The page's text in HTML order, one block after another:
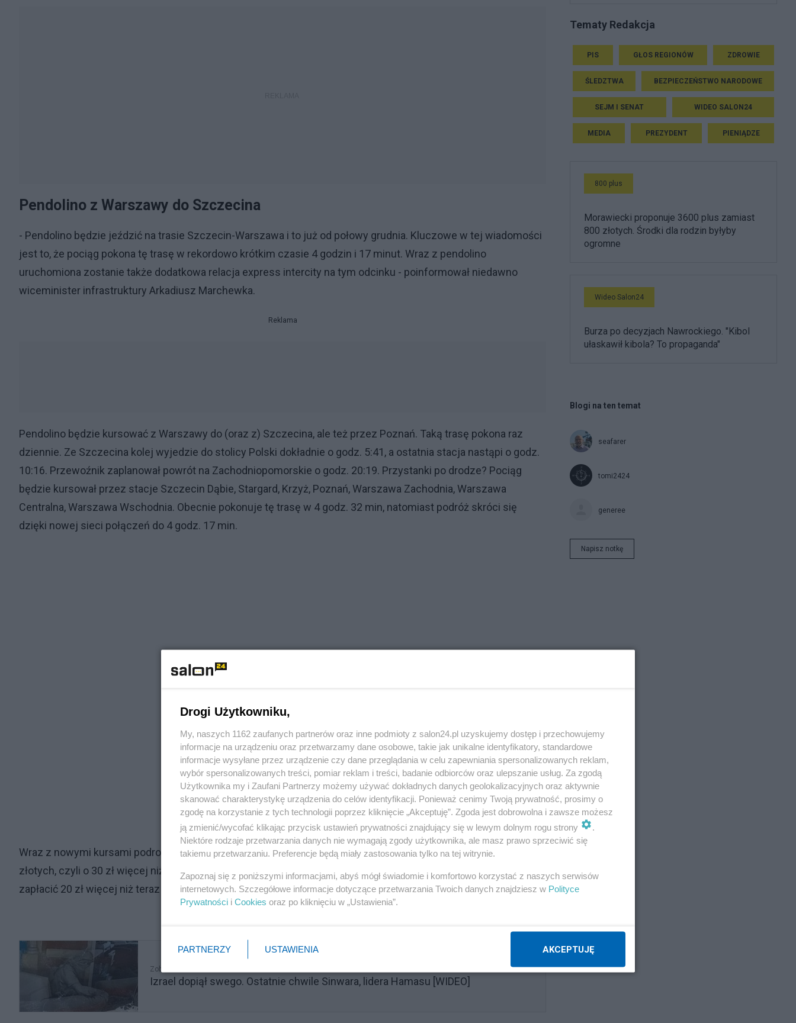
Pendolino z Warszawy do Szczecina
- Pendolino będzie jeździć na trasie Szczecin-Warszawa i to już od połowy grudnia. Kluczowe w tej wiadomości
jest to, że pociąg pokona tę trasę w rekordowo krótkim czasie 4 godzin i 17 minut. Wraz z pendolino
uruchomiona zostanie także dodatkowa relacja express intercity na tym odcinku - poinformował niedawno
wiceminister infrastruktury Arkadiusz Marchewka.
Reklama
Pendolino będzie kursować z Warszawy do (oraz z) Szczecina, ale też przez Poznań. Taką trasę pokona raz
dziennie. Ze Szczecina kolej wyjedzie do stolicy Polski dokładnie o godz. 5:41, a ostatnia stacja nastąpi o godz.
10:16. Przewoźnik zaplanował powrót na Zachodniopomorskie o godz. 20:19. Przystanki po drodze? Pociąg
będzie kursował przez stacje Szczecin Dąbie, Stargard, Krzyż, Poznań, Warszawa Zachodnia, Warszawa
Centralna, Warszawa Wschodnia. Obecnie pokonuje tę trasę w 4 godz. 32 min, natomiast podróż skróci się
dzięki nowej sieci połączeń do 4 godz. 17 min.
Wraz z nowymi kursami podrożeją bilety PKP. Pendolino w relacji Warszawa-Szczecin ma kosztować 190
złotych, czyli o 30 zł więcej niż dotychczas w wydaniu Intercity. Za podróż ze stolicy do Poznania trzeba
zapłacić 20 zł więcej niż teraz - 169 złotych.
Zobacz także
Izrael dopiął swego. Ostatnie chwile Sinwara, lidera Hamasu [WIDEO]
Tematy Redakcja
PIS GŁOS REGIONÓW ZDROWIE
ŚLEDZTWA BEZPIECZEŃSTWO NARODOWE
SEJM I SENAT WIDEO SALON24
MEDIA PREZYDENT PIENIĄDZE
800 plus
Morawiecki proponuje 3600 plus zamiast
800 złotych. Środki dla rodzin byłyby
ogromne
Wideo Salon24
Burza po decyzjach Nawrockiego. "Kibol
ułaskawił kibola? To propaganda"
Blogi na ten temat
seafarer
tomi2424
generee
Napisz notkę
Drogi Użytkowniku,
My, naszych 1162 zaufanych partnerów oraz inne podmioty z salon24.pl uzyskujemy dostęp i przechowujemy
informacje na urządzeniu oraz przetwarzamy dane osobowe, takie jak unikalne identyfikatory, standardowe
informacje wysyłane przez urządzenie czy dane przeglądania w celu zapewniania spersonalizowanych reklam,
wybór spersonalizowanych treści, pomiar reklam i treści, badanie odbiorców oraz ulepszanie usług. Za zgodą
Użytkownika my i Zaufani Partnerzy możemy używać dokładnych danych geolokalizacyjnych oraz aktywnie
skanować charakterystykę urządzenia do celów identyfikacji. Ponieważ cenimy Twoją prywatność, prosimy o
zgodę na korzystanie z tych technologii poprzez kliknięcie „Akceptuję”. Zgoda jest dobrowolna i zawsze możesz
ją zmienić/wycofać klikając przycisk ustawień prywatności znajdujący się w lewym dolnym rogu strony
.
Niektóre rodzaje przetwarzania danych nie wymagają zgody użytkownika, ale masz prawo sprzeciwić się
takiemu przetwarzaniu. Preferencje będą miały zastosowania tylko na tej witrynie.
Zapoznaj się z poniższymi informacjami, abyś mógł świadomie i komfortowo korzystać z naszych serwisów
internetowych. Szczegółowe informacje dotyczące przetwarzania Twoich danych znajdziesz w Polityce
Prywatności i Cookies oraz po kliknięciu w „Ustawienia”.
PARTNERZY USTAWIENIA AKCEPTUJĘ